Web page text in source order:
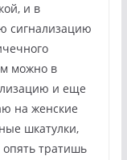
и в
сигнализацию
можно в
и еще
на женские
шкатулки,
тратишь